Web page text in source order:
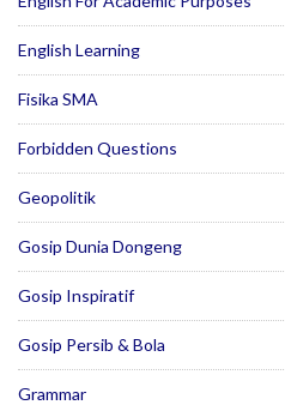
English Learning
Fisika SMA
Forbidden Questions
Geopolitik
Gosip Dunia Dongeng
Gosip Inspiratif
Gosip Persib & Bola
Grammar